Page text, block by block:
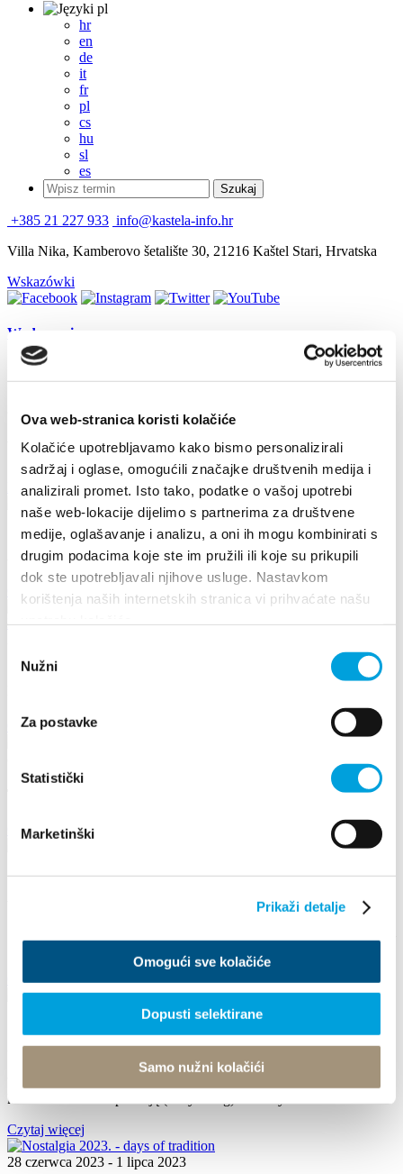
Ova web-stranica koristi kolačiće
Kolačiće upotrebljavamo kako bismo personalizirali
sadržaj i oglase, omogućili značajke društvenih medija i
analizirali promet. Isto tako, podatke o vašoj upotrebi
naše web-lokacije dijelimo s partnerima za društvene
medije, oglašavanje i analizu, a oni ih mogu kombinirati s
drugim podacima koje ste im pružili ili koje su prikupili
dok ste upotrebljavali njihove usluge. Nastavkom
korištenja naših internetskih stranica vi prihvaćate našu
pristanka
Nužni
Za postavke
Statistički
Marketinški
Prikaži detalje
Omogući sve kolačiće
Dopusti selektirane
Samo nužni kolačići
pl
hr
en
de
it
fr
pl
cs
hu
sl
es
+385 21 227 933 info@kastela-info.hr
Villa Nika, Kamberovo šetalište 30, 21216 Kaštel Stari, Hrvatska
Wskazówki
Wydarzenia
Comedy "Rita's School"
8 lipca 2016 Kaštel Sućurac
Wydarzenia
Dowiedz się więcej
17 sierpnia 2026
Arias under the stars
Czytaj więcej
17th DAYS OF TRADITION, ECO ETHNO FAIR AND
Czytaj więcej
Czytaj więcej
Czytaj więcej
1 lipca 2023 - 1 września 2023
SPACERY INTERPRETACYJNE
kostiumowe z interpretacją (storytelling) w różnych...
Czytaj więcej
28 czerwca 2023 - 1 lipca 2023